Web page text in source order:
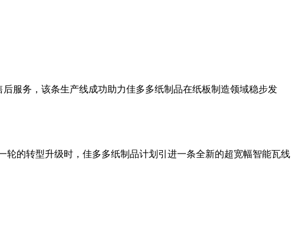
服务，该条生产线成功助力佳多多纸制品在纸板制造领域稳步发
的转型升级时，佳多多纸制品计划引进一条全新的超宽幅智能瓦线